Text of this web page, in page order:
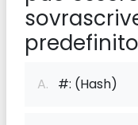
A. #: (Hash)